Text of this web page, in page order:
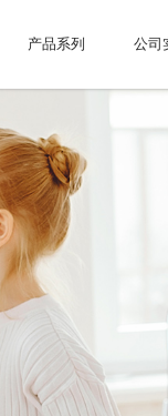
产品系列 公司